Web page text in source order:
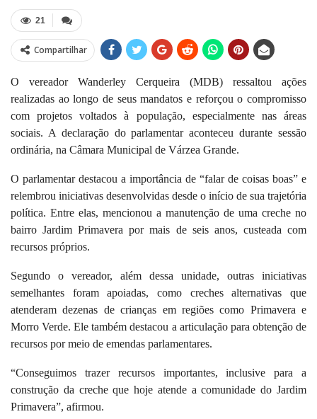
21
Compartilhar
O vereador Wanderley Cerqueira (MDB) ressaltou ações
realizadas ao longo de seus mandatos e reforçou o compromisso
com projetos voltados à população, especialmente nas áreas
sociais. A declaração do parlamentar aconteceu durante sessão
ordinária, na Câmara Municipal de Várzea Grande.
O parlamentar destacou a importância de “falar de coisas boas” e
relembrou iniciativas desenvolvidas desde o início de sua trajetória
política. Entre elas, mencionou a manutenção de uma creche no
bairro Jardim Primavera por mais de seis anos, custeada com
recursos próprios.
Segundo o vereador, além dessa unidade, outras iniciativas
semelhantes foram apoiadas, como creches alternativas que
atenderam dezenas de crianças em regiões como Primavera e
Morro Verde. Ele também destacou a articulação para obtenção de
recursos por meio de emendas parlamentares.
“Conseguimos trazer recursos importantes, inclusive para a
construção da creche que hoje atende a comunidade do Jardim
Primavera”, afirmou.